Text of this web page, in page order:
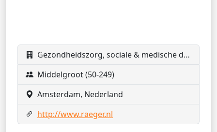
Gezondheidszorg, sociale & medische diensten
Middelgroot (50-249)
Amsterdam, Nederland
http://www.raeger.nl